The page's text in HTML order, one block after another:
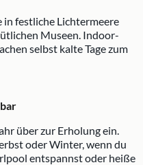
festliche Lichtermeere
Museen. Indoor-
selbst kalte Tage zum
über zur Erholung ein.
oder Winter, wenn du
entspannst oder heiße